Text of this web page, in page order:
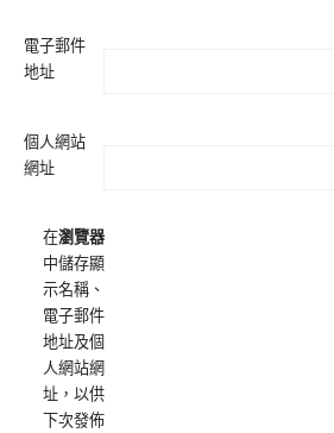
電子郵件
地址
個人網站
網址
在瀏覽器
中儲存顯
示名稱、
電子郵件
地址及個
人網站網
址，以供
下次發佈